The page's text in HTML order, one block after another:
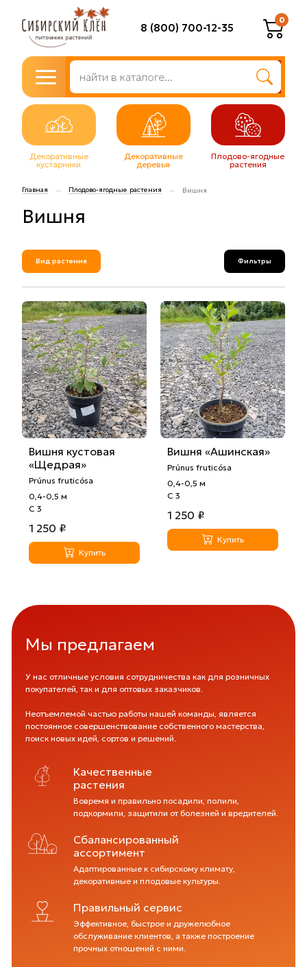
8 (800) 700-12-35
0
Декоративные
кустарники
Декоративные
деревья
Плодово-ягодные
растения
Главная — Плодово-ягодные растения — Вишня
Вишня
Вид растения Фильтры
Вишня кустовая
«Щедрая»
Prúnus fruticósa
0,4-0,5 м
С 3
1 250 ₽
Купить
Вишня «Ашинская»
Prúnus fruticósa
0,4-0,5 м
С 3
1 250 ₽
Купить
Мы предлагаем
У нас отличные условия сотрудничества как для розничных
покупателей, так и для оптовых заказчиков.
Неотъемлемой частью работы нашей команды, является
постоянное совершенствование собственного мастерства,
поиск новых идей, сортов и решений.
Качественные
растения
Вовремя и правильно посадили, полили,
подкормили, защитили от болезней и вредителей.
Сбалансированный
ассортимент
Адаптированные к сибирскому климату,
декоративные и плодовые культуры.
Правильный сервис
Эффективное, быстрое и дружелюбное
обслуживание клиентов, а также построение
прочных отношений с ними.